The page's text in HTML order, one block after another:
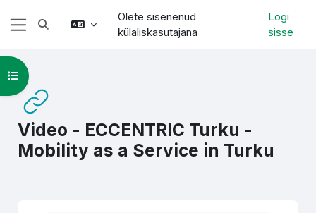
Jäta vahele peasisuni
Küljepaneel
Lülitab otsingu sisendi
Olete sisenenud
külaliskasutajana
Logi
sisse
Video - ECCENTRIC Turku -
Mobility as a Service in Turku
Ava kursuse sisukord